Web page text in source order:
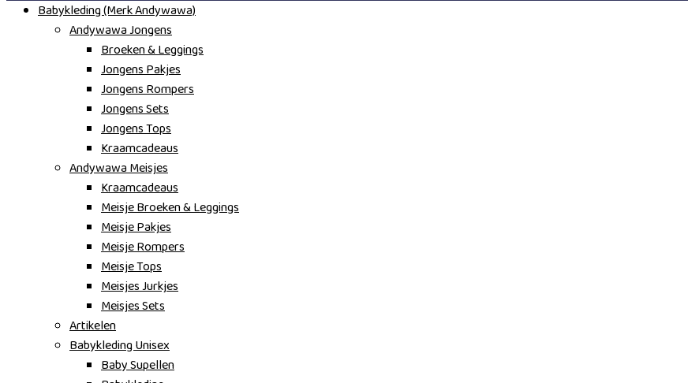
Babykleding (Merk Andywawa)
Andywawa Jongens
Broeken & Leggings
Jongens Pakjes
Jongens Rompers
Jongens Sets
Jongens Tops
Kraamcadeaus
Andywawa Meisjes
Kraamcadeaus
Meisje Broeken & Leggings
Meisje Pakjes
Meisje Rompers
Meisje Tops
Meisjes Jurkjes
Meisjes Sets
Artikelen
Babykleding Unisex
Baby Supellen